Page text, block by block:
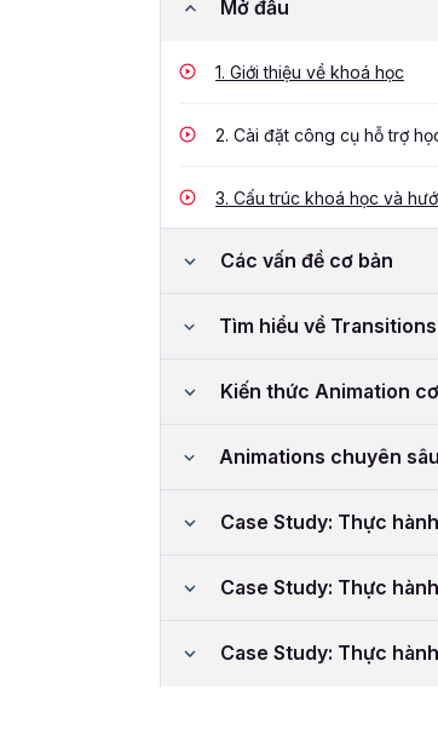
Mở đầu
1. Giới thiệu về khoá học
2. Cài đặt công cụ hỗ trợ
3. Cấu trúc khoá học và
Các vấn đề cơ bản
Tìm hiểu về Transitions
Kiến thức Animation
Animations chuyên sâu
Case Study: Thực
Case Study: Thực
Case Study: Thực